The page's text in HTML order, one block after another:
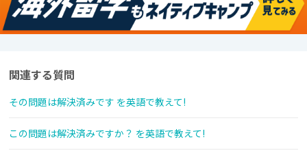
関連する質問
その問題は解決済みです を英語で教えて!
この問題は解決済みですか？ を英語で教えて!